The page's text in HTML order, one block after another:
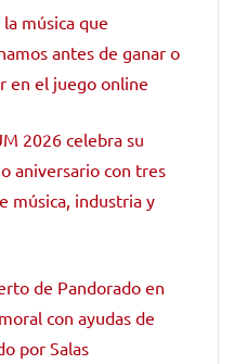
la música que
antes de ganar o
en el juego online
2026 celebra su
aniversario con tres
música, industria y
de Pandorado en
con ayudas de
por Salas